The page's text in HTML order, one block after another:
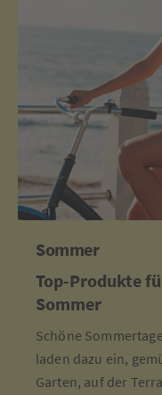
Sommer
Top-Produkte
Sommer
Schöne
laden dazu ein,
Garten, auf der